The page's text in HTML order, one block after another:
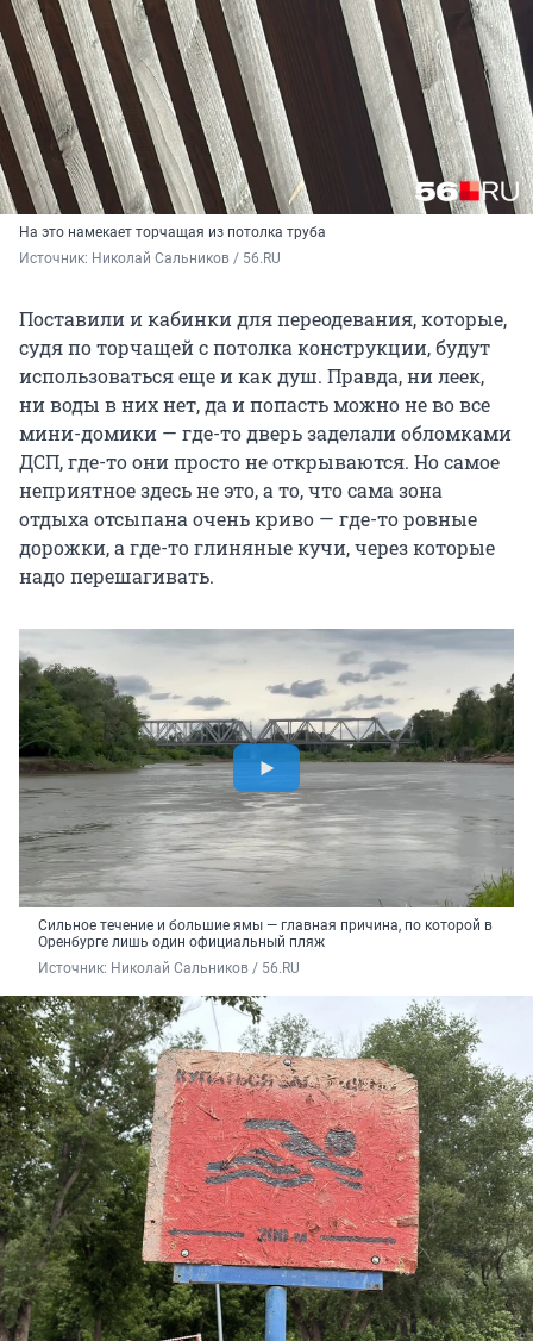
На это намекает торчащая из потолка труба
Источник: Николай Сальников / 56.RU
Поставили и кабинки для переодевания, которые,
судя по торчащей с потолка конструкции, будут
использоваться еще и как душ. Правда, ни леек,
ни воды в них нет, да и попасть можно не во все
мини-домики — где-то дверь заделали обломками
ДСП, где-то они просто не открываются. Но самое
неприятное здесь не это, а то, что сама зона
отдыха отсыпана очень криво — где-то ровные
дорожки, а где-то глиняные кучи, через которые
надо перешагивать.
Сильное течение и большие ямы — главная причина, по которой в
Оренбурге лишь один официальный пляж
Источник: Николай Сальников / 56.RU